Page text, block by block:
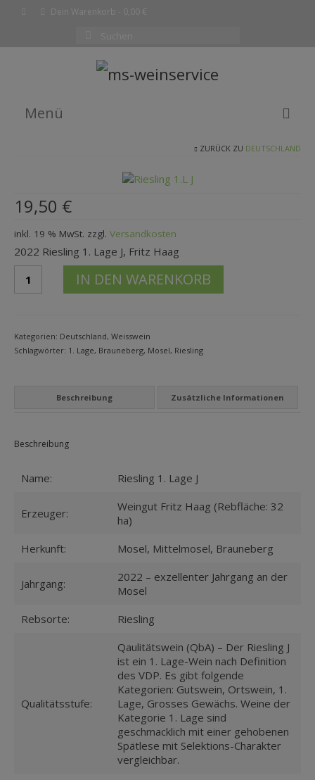
Dein Warenkorb 0,00 €
nach:
Menü
SHOP
KOMPLETTE WEINLISTE
WARENKORB
KASSE
Datenschutzbelehrung
Zahlungsarten
KONTAKT
ZUR PERSON
PHILOSOPHIE
ZURÜCK ZU DEUTSCHLAND
19,50 €
inkl. 19 % MwSt. zzgl. Versandkosten
2022 Riesling 1. Lage J, Fritz Haag
Riesl
Haag
Menge
IN DEN WARENKORB
Kategorien: Deutschland, Weisswein
Schlagwörter: 1. Lage, Brauneberg, Mosel, Riesling
Beschreibung Zusätzliche Informationen
Beschreibung
Name: Riesling 1. Lage J
Erzeuger:
Weingut Fritz Haag (Rebfläche: 32
ha)
Herkunft:
Mosel, Mittelmosel, Brauneberg
Jahrgang:
2022 – exzellenter Jahrgang an der
Mosel
Rebsorte:
Riesling
Qualitätsstufe:
Qaulitätswein (QbA) – Der Riesling J
ist ein 1. Lage-Wein nach Definition
des VDP. Es gibt folgende
Kategorien: Gutswein, Ortswein, 1.
Lage, Grosses Gewächs. Weine der
Kategorie 1. Lage sind
geschmacklich mit einer gehobenen
Spätlese mit Selektions-Charakter
vergleichbar.